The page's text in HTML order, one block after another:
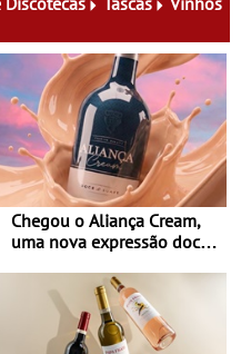
Chegou o Aliança Cream,
uma nova expressão doce